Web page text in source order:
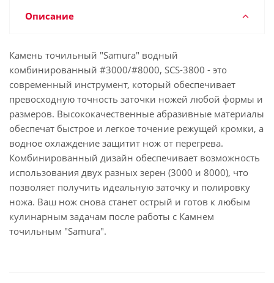
Описание
Камень точильный "Samura" водный
комбинированный #3000/#8000, SCS-3800 - это
современный инструмент, который обеспечивает
превосходную точность заточки ножей любой формы и
размеров. Высококачественные абразивные материалы
обеспечат быстрое и легкое точение режущей кромки, а
водное охлаждение защитит нож от перегрева.
Комбинированный дизайн обеспечивает возможность
использования двух разных зерен (3000 и 8000), что
позволяет получить идеальную заточку и полировку
ножа. Ваш нож снова станет острый и готов к любым
кулинарным задачам после работы с Камнем
точильным "Samura".